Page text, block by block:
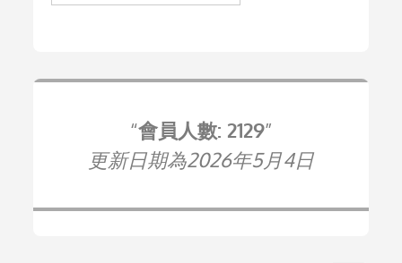
會員人數: 2129
更新日期為2026年5月4日